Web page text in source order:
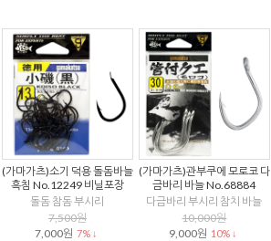
(가마가츠)소기 덕용 돌돔바늘
흑침 No.12249 비닐포장
돌돔 참돔 부시리
7,500원
7,000원 7% ↓
(가마가츠)관부쿠에 모로코 다
금바리 바늘 No.68884
다금바리 부시리 참치 바늘
10,000원
9,000원 10% ↓